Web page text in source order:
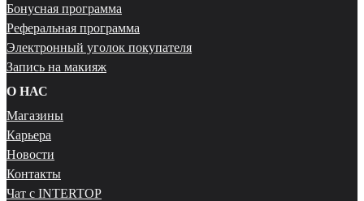
Бонусная программа
Реферальная программа
Электронный уголок покупателя
Запись на макияж
О НАС
Магазины
Карьера
Новости
Контакты
Чат с INTERTOP